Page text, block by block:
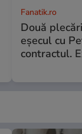
Fanatik.ro
Două
eșecul cu
contractul.